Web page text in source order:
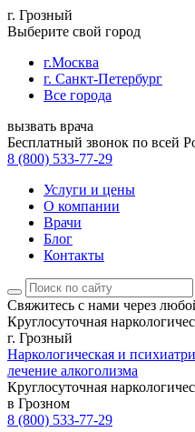
г. Грозный
Выберите свой город
г.Москва
г. Санкт-Петербург
Все города
вызвать врача
Бесплатный звонок по всей
8 (800) 533-77-29
Услуги и цены
О компании
Врачи
Блог
Контакты
Свяжитесь с нами через
Круглосуточная
г. Грозный
Наркологическая и
лечение алкоголизма
Круглосуточная
в Грозном
8 (800) 533-77-29